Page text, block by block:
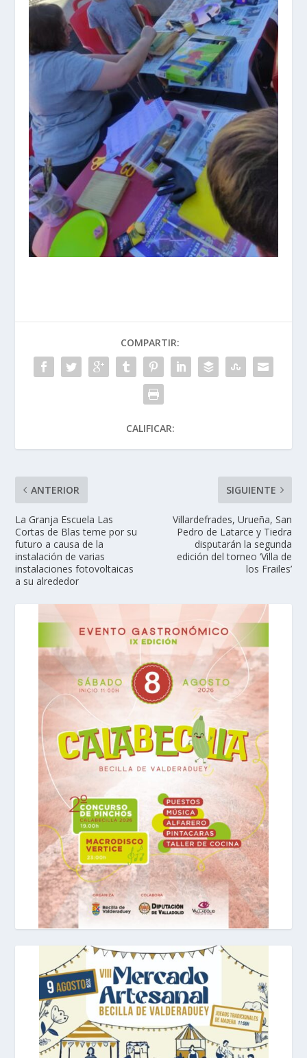
COMPARTIR:
CALIFICAR:
ANTERIOR
La Granja Escuela Las
Cortas de Blas teme por su
futuro a causa de la
instalación de varias
instalaciones fotovoltaicas
a su alrededor
SIGUIENTE
Villardefrades, Urueña, San
Pedro de Latarce y Tiedra
disputarán la segunda
edición del torneo ‘Villa de
los Frailes’